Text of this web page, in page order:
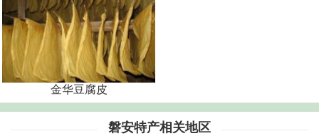
金华豆腐皮
磐安特产相关地区